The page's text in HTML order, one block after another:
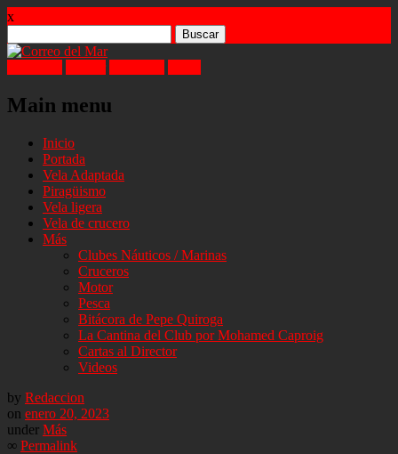
x
Main menu
Skip
content
Inicio
Portada
Vela Adaptada
Piragüismo
Vela ligera
Vela de crucero
Más
Clubes Náuticos / Marinas
Cruceros
Motor
Pesca
Bitácora de Pepe Quiroga
La Cantina del Club por Mohamed Caproig
Cartas al Director
Videos
by Redaccion
on enero 20, 2023
under Más
∞ Permalink